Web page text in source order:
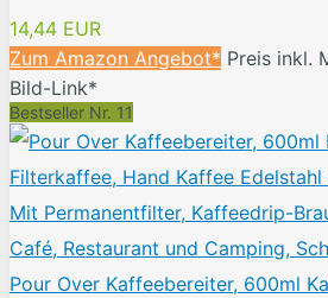
14,44 EUR
Zum Amazon Angebot* Preis inkl.
Bild-Link*
Bestseller Nr. 11
Pour Over Kaffeebereiter, 600ml